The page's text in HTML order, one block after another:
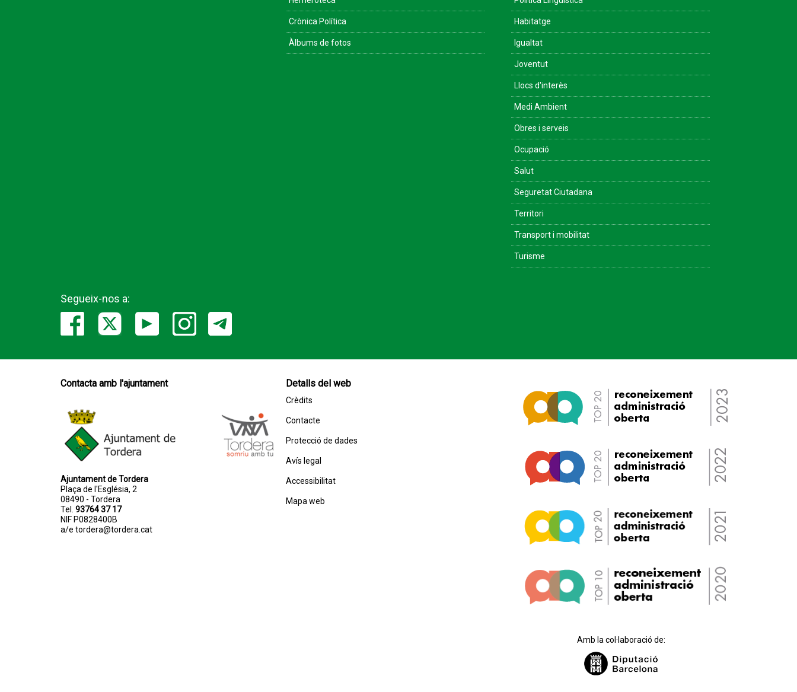
Crònica Política
Àlbums de fotos
Habitatge
Igualtat
Joventut
Llocs d'interès
Medi Ambient
Obres i serveis
Ocupació
Salut
Seguretat Ciutadana
Territori
Transport i mobilitat
Turisme
Segueix-nos a:
Contacta amb l'ajuntament
Ajuntament de Tordera
Plaça de l'Església, 2
08490 - Tordera
Tel. 93764 37 17
NIF P0828400B
a/e tordera@tordera.cat
Detalls del web
Crèdits
Contacte
Protecció de dades
Avís legal
Accessibilitat
Mapa web
Amb la col·laboració de: